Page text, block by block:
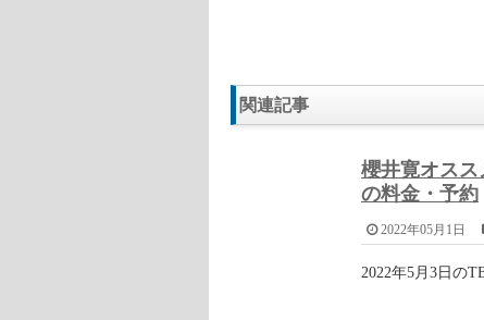
長野県長野市戸隠の『行者にんに